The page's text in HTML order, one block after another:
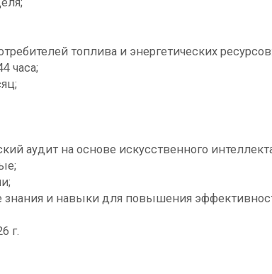
топлива и энергетических ресурсов:
часа;
аудит на основе искусственного
знания и навыки для повышения
г.